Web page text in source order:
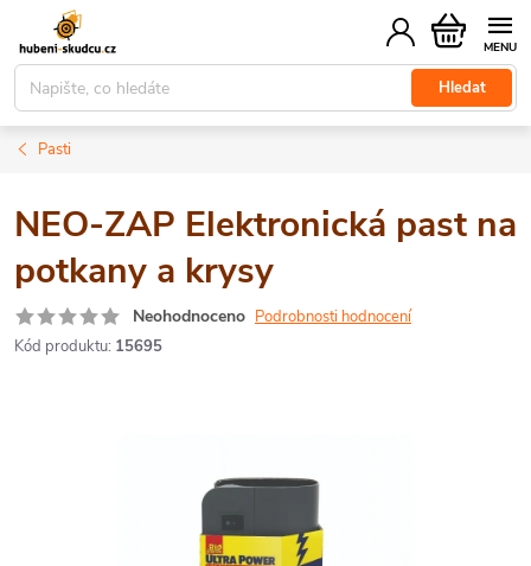
obsah
Hledat
Nákupní
košík
Pasti
NEO-ZAP Elektronická past na
potkany a krysy
Neohodnoceno Podrobnosti hodnocení
Kód produktu: 15695